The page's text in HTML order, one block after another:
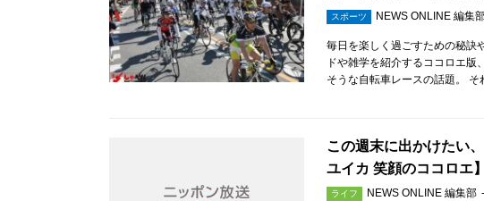
スポーツ NEWS ONLINE 編集
毎日を楽しく過ごすための秘訣
ドや雑学を紹介するココロエ版
そうな自転車レースの話題。
この週末に出かけたい
ユイカ 笑顔のココロエ】
ライフ NEWS ONLINE 編集部